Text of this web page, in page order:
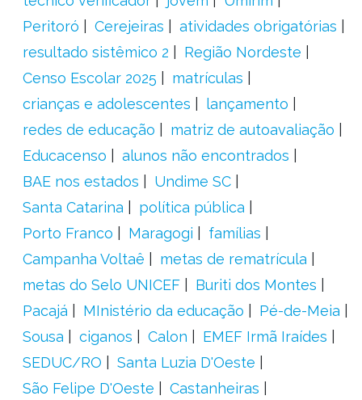
Peritoró
Cerejeiras
atividades obrigatórias
resultado sistêmico 2
Região Nordeste
Censo Escolar 2025
matrículas
crianças e adolescentes
lançamento
redes de educação
matriz de autoavaliação
Educacenso
alunos não encontrados
BAE nos estados
Undime SC
Santa Catarina
política pública
Porto Franco
Maragogi
famílias
Campanha Voltaê
metas de rematrícula
metas do Selo UNICEF
Buriti dos Montes
Pacajá
MInistério da educação
Pé-de-Meia
Sousa
ciganos Calon
EMEF Irmã Iraídes
SEDUC/RO
Santa Luzia D'Oeste
São Felipe D'Oeste
Castanheiras